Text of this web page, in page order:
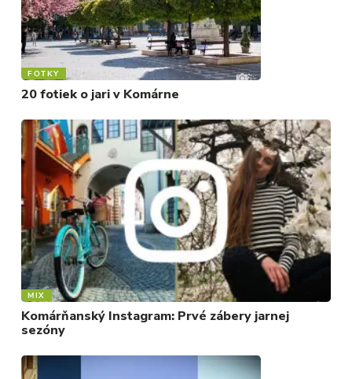
FOTKY
20 fotiek o jari v Komárne
MIX
Komárňanský Instagram: Prvé zábery jarnej
sezóny